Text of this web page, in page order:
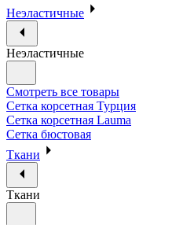
Неэластичные
Неэластичные
Смотреть все товары
Сетка корсетная Турция
Сетка корсетная Lauma
Сетка бюстовая
Ткани
Ткани